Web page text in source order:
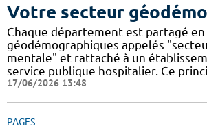
Votre secteur
Chaque département est partagé
géodémographiques appelés
mentale" et rattaché à un
service publique hospitalier. Ce
17/06/2026 13:48
PAGES